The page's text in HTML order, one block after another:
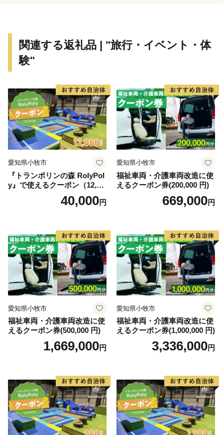
~」として選ばれました。
JR新山口駅を出発駅として、JR津和野駅まで運行する
SLやまぐち号。
全長約95kmにわたる鉄道路線を古めかしい蒸気機関車
が運行しています。
市街地を抜け山間部に入ると、どこか懐かしい田園風景
の中を力強い汽笛の音とともに駆け抜けていくSLは、
沿線に多くのファンが駆けつけるなど、多くの方を楽し
ませてくれています。
路線を走る車両は、その優雅なたたずまいから「貴婦
人」の愛称でしたしまれるC57型車両と、「デゴイチ」
がけん引する客車も昭和レトロな雰囲気となっていま
す。
関連する返礼品 | "旅行・イベント・体
験"
愛知県小牧市
『トランポリンの森 RolyPol
y』で使えるクーポン（12,00
40,000円
愛知県小牧市
福祉車両・介護車両改造に使
えるクーポン券(200,000 円)
669,000円
愛知県小牧市
福祉車両・介護車両改造に使
えるクーポン券(500,000 円)
1,669,000円
愛知県小牧市
福祉車両・介護車両改造に使
えるクーポン券(1,000,000 円)
3,336,000円